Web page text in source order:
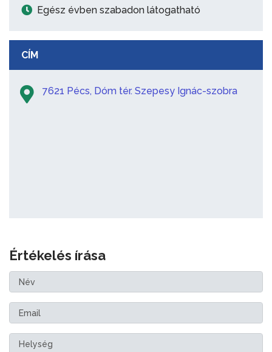
Egész évben szabadon látogatható
CÍM
7621 Pécs, Dóm tér. Szepesy Ignác-szobra
Értékelés írása